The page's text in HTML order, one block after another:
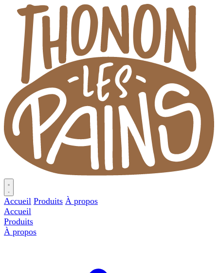
Accueil Produits À propos
Accueil
Produits
À propos